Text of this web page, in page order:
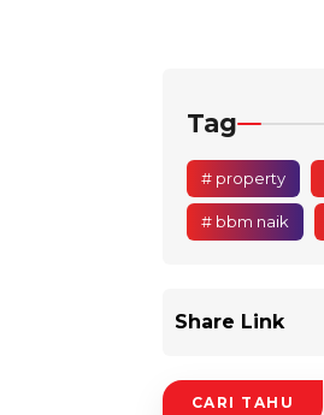
Tag
# property
# bbm naik
Share Link
CARI TAHU